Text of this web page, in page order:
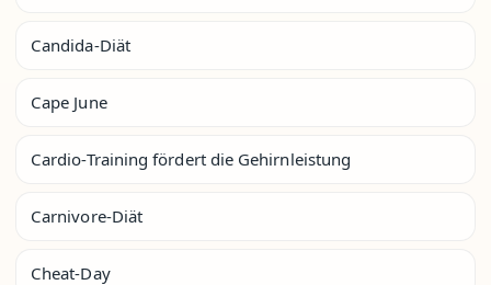
Candida-Diät
Cape June
Cardio-Training fördert die Gehirnleistung
Carnivore-Diät
Cheat-Day